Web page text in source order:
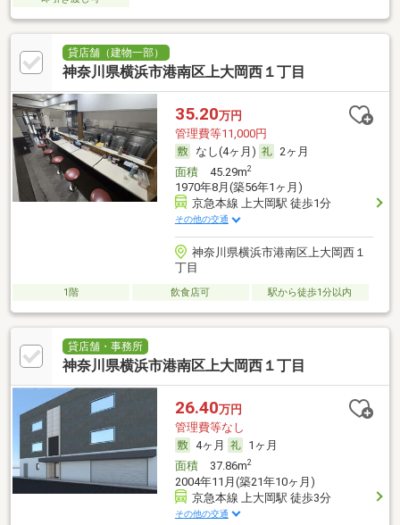
貸店舗（建物一部）
神奈川県横浜市港南区上大岡西１丁目
35.20万円
管理費等11,000円
なし(4ヶ月)
2ヶ月
面積45.29m2
1970年8月(築56年1ヶ月)
京急本線 上大岡駅 徒歩1分
その他の交通
神奈川県横浜市港南区上大岡西１
丁目
1階 飲食店可 駅から徒歩1分以内
貸店舗・事務所
神奈川県横浜市港南区上大岡西１丁目
26.40万円
管理費等なし
4ヶ月
1ヶ月
面積37.86m2
2004年11月(築21年10ヶ月)
京急本線 上大岡駅 徒歩3分
その他の交通